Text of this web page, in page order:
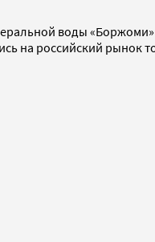
воды
на российский рынок